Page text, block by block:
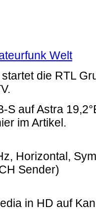
Welt
die RTL
S auf Astra
im Artikel.
Horizontal,
Sender)
in HD auf